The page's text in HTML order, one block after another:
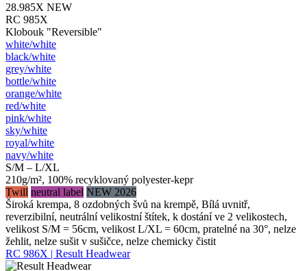
28.985X NEW
RC 985X
Klobouk "Reversible"
white/​white
black/​white
grey/​white
bottle/​white
orange/​white
red/​white
pink/​white
sky/​white
royal/​white
navy/​white
S/M – L/XL
210g/m², 100% recyklovaný polyester-kepr
Twill neutral label NEW 2026
Široká krempa, 8 ozdobných švů na krempě, Bílá uvnitř,
reverzibilní, neutrální velikostní štítek, k dostání ve 2 velikostech,
velikost S/M = 56cm, velikost L/XL = 60cm, pratelné na 30°, nelze
žehlit, nelze sušit v sušičce, nelze chemicky čistit
RC 986X | Result Headwear